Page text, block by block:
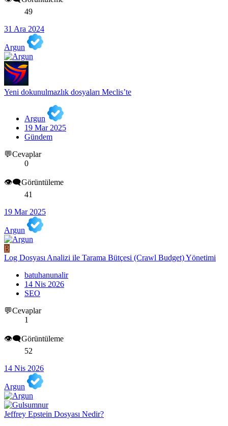
49
31 Ara 2024
Argun
Yeni dokunulmazlık dosyaları Meclis’te
Argun
19 Mar 2025
Gündem
💬Cevaplar
0
👁️‍🗨️Görüntüleme
41
19 Mar 2025
Argun
B
Log Dosyası Analizi ile Tarama Bütçesi (Crawl Budget) Yönetimi
batuhanunalir
14 Nis 2026
SEO
💬Cevaplar
1
👁️‍🗨️Görüntüleme
52
14 Nis 2026
Argun
Jeffrey Epstein Dosyası Nedir?